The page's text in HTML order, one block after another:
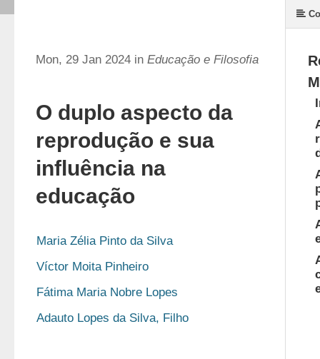
Mon, 29 Jan 2024 in Educação e Filosofia
O duplo aspecto da
reprodução e sua
influência na
educação
Maria Zélia Pinto da Silva
Víctor Moita Pinheiro
Fátima Maria Nobre Lopes
Adauto Lopes da Silva, Filho